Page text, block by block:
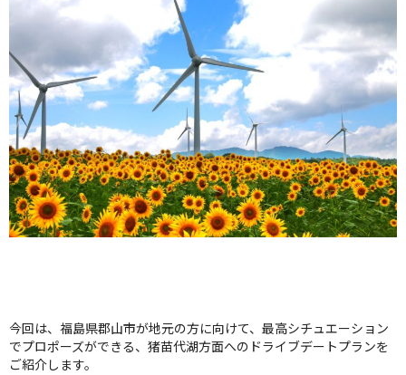
AFFLUXダイヤモンド
お役立ち記事
フェア・ニュース
ブログ・お客様の声
カタログ請求
06-7777-7370
受付時間 11:00〜19:00/火曜日定休
今回は、福島県郡山市が地元の方に向けて、最高シチュエーション
でプロポーズができる、猪苗代湖方面へのドライブデートプランを
ご紹介します。